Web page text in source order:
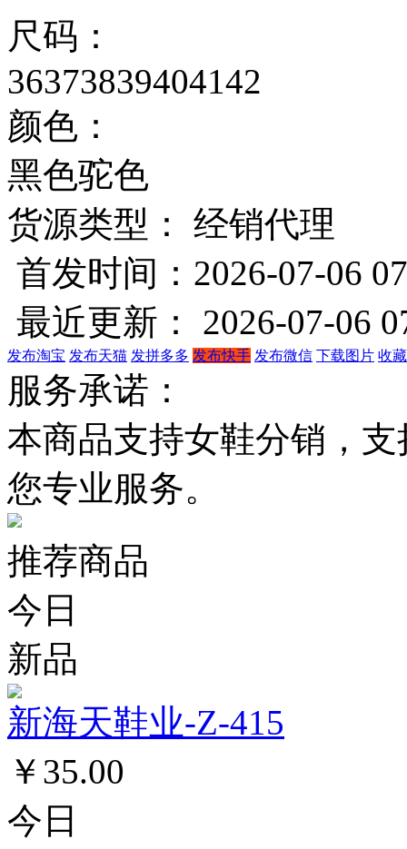
尺码：
36373839404142
颜色：
黑色驼色
货源类型： 经销代理
首发时间：2026-07-06
最近更新： 2026-07-06
发布淘宝 发布天猫 发拼多多 发布快手 发布微信 下载图片 收
服务承诺：
本商品支持女鞋分销，
您专业服务。
推荐商品
今日
新品
新海天鞋业-Z-415
￥35.00
今日